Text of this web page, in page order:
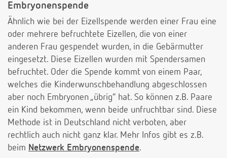
Embryonenspende
Ähnlich wie bei der Eizellspende werden einer Frau eine
oder mehrere befruchtete Eizellen, die von einer
anderen Frau gespendet wurden, in die Gebärmutter
eingesetzt. Diese Eizellen wurden mit Spendersamen
befruchtet. Oder die Spende kommt von einem Paar,
welches die Kinderwunschbehandlung abgeschlossen
aber noch Embryonen „übrig“ hat. So können z.B. Paare
ein Kind bekommen, wenn beide unfruchtbar sind. Diese
Methode ist in Deutschland nicht verboten, aber
rechtlich auch nicht ganz klar. Mehr Infos gibt es z.B.
beim Netzwerk Embryonenspende.